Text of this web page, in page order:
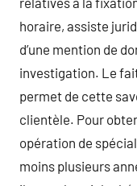
horaire, assiste
d’une mention de
investigation. Le
permet de cette
clientèle. Pour
opération de
moins plusieurs